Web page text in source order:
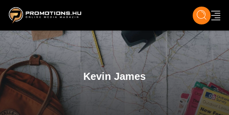
ZENE, FILM & KULT ÉLET TECH &
Kevin James